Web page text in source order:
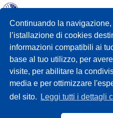
Continuando la navigazione,
l’istallazione di cookies
informazioni compatibili ai
base al tuo utilizzo, per
visite, per abilitare la
media e per ottimizzare
del sito.
Leggi tutti i dettagli
CARROZZINE